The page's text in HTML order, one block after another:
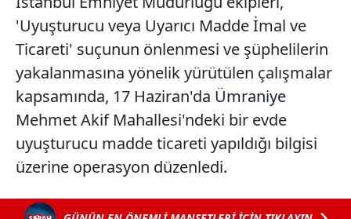
'Uyuşturucu veya Uyarıcı Madde İmal ve
Ticareti' suçunun önlenmesi ve şüphelilerin
yakalanmasına yönelik yürütülen çalışmalar
kapsamında, 17 Haziran'da Ümraniye
Mehmet Akif Mahallesi'ndeki bir evde
uyuşturucu madde ticareti yapıldığı bilgisi
üzerine operasyon düzenledi.